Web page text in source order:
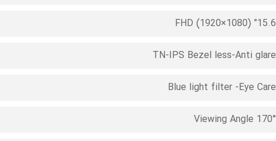
15.6" FHD (1920×1080)
TN-IPS Bezel less-Anti glare
Blue light filter -Eye Care
170° Viewing Angle